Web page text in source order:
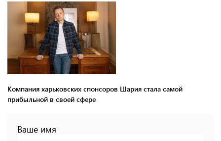
Компания харьковских спонсоров Шария стала самой
прибыльной в своей сфере
Ваше имя